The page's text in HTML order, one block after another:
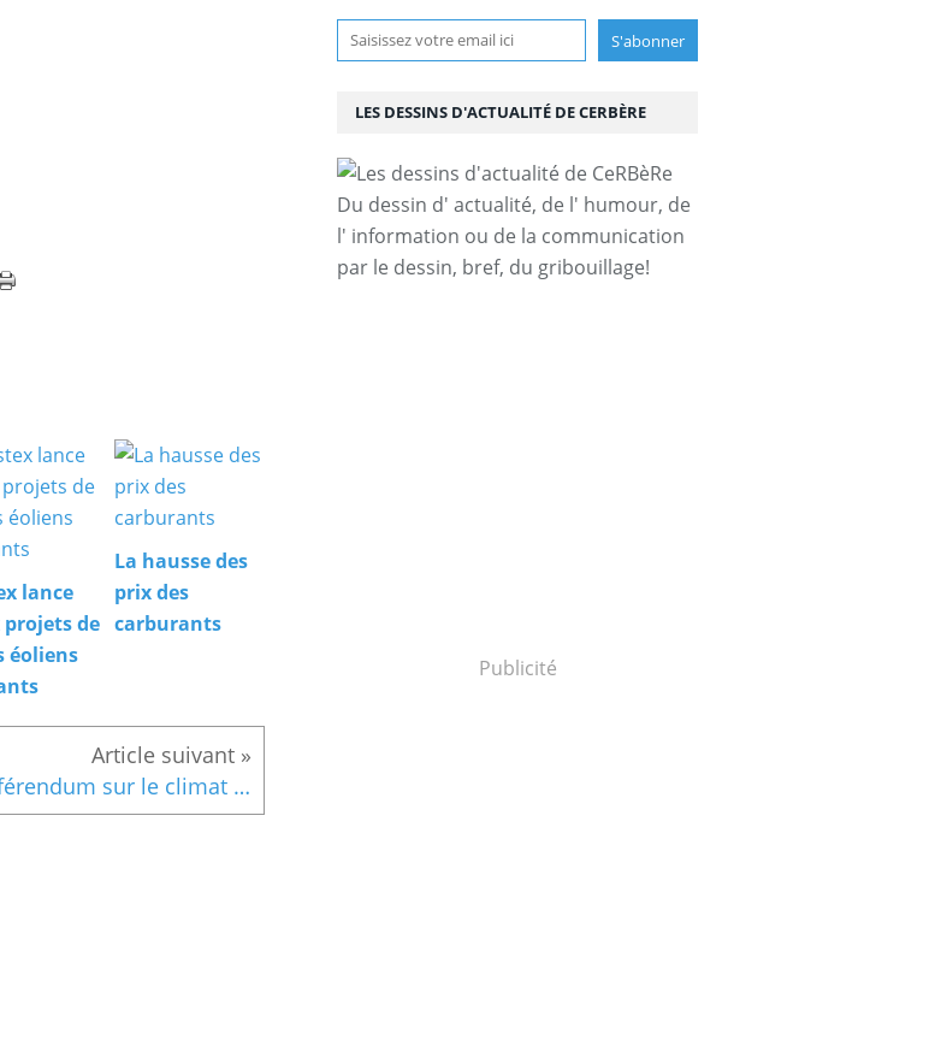
lance
projets de
éoliens
La hausse des
prix des
carburants
Le référendum sur le climat est un échec:
LES DESSINS D'ACTUALITÉ DE CERBÈRE
Du dessin d' actualité, de l' humour, de
l' information ou de la communication
par le dessin, bref, du gribouillage!
Publicité